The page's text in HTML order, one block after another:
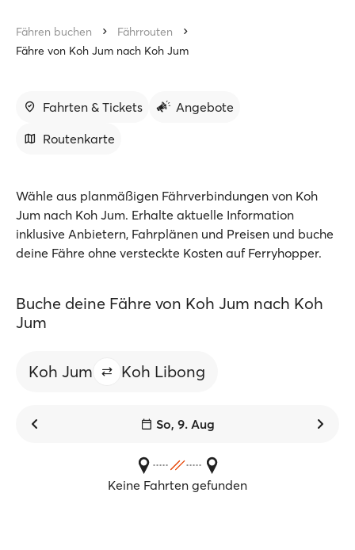
Fähren buchen
Fährrouten
Fähre von Koh Jum nach Koh Jum
Fahrten & Tickets
Angebote
Routenkarte
Wähle aus planmäßigen Fährverbindungen von Koh
Jum nach Koh Jum. Erhalte aktuelle Information
inklusive Anbietern, Fahrplänen und Preisen und buche
deine Fähre ohne versteckte Kosten auf Ferryhopper.
Buche deine Fähre von Koh Jum nach Koh
Jum
Koh Jum Koh Libong
So, 9. Aug
Keine Fahrten gefunden